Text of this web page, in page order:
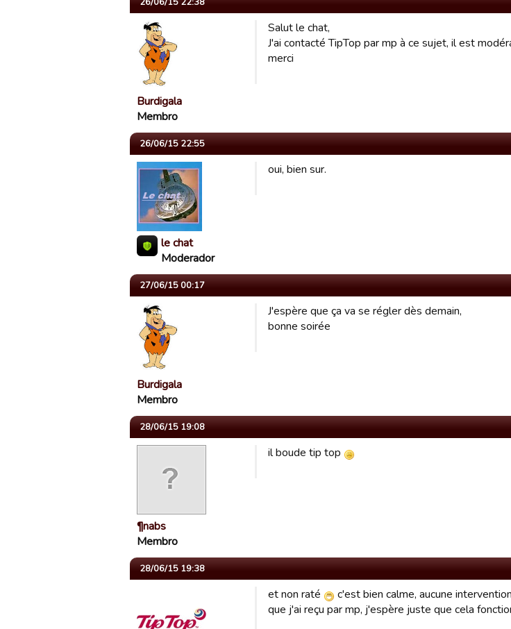
Burdigala
Membro
Salut le chat,
J'ai contacté TipTop par mp à ce sujet, il est
merci
26/06/15 22:55
le chat
Moderador
oui, bien sur.
27/06/15 00:17
Burdigala
Membro
J'espère que ça va se régler dès demain,
bonne soirée
28/06/15 19:08
¶nabs
Membro
il boude tip top
28/06/15 19:38
et non raté
c'est bien calme, aucune
que j'ai reçu par mp, j'espère juste que cela